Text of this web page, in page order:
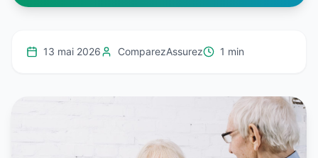
13 mai 2026 ComparezAssurez 1 min